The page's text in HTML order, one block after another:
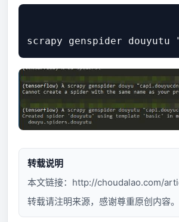
转载说明
本文链接： http://choudalao.com/
转载请注明来源，感谢尊重原创内容。